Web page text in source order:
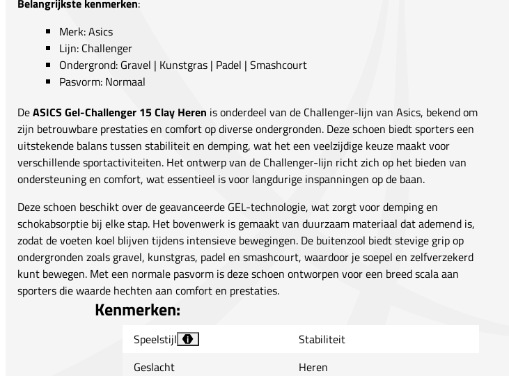
Merk: Asics
Lijn: Challenger
Ondergrond: Gravel | Kunstgras | Padel | Smashcourt
Pasvorm: Normaal
DeASICS Gel-Challenger 15 Clay Heren is onderdeel van de Challenger-lijn van Asics, bekend om
zijn betrouwbare prestaties en comfort op diverse ondergronden. Deze schoen biedt sporters een
uitstekende balans tussen stabiliteit en demping, wat het een veelzijdige keuze maakt voor
verschillende sportactiviteiten. Het ontwerp van de Challenger-lijn richt zich op het bieden van
ondersteuning en comfort, wat essentieel is voor langdurige inspanningen op de baan.
Deze schoen beschikt over de geavanceerde GEL-technologie, wat zorgt voor demping en
schokabsorptie bij elke stap. Het bovenwerk is gemaakt van duurzaam materiaal dat ademend is,
zodat de voeten koel blijven tijdens intensieve bewegingen. De buitenzool biedt stevige grip op
ondergronden zoals gravel, kunstgras, padel en smashcourt, waardoor je soepel en zelfverzekerd
kunt bewegen. Met een normale pasvorm is deze schoen ontworpen voor een breed scala aan
sporters die waarde hechten aan comfort en prestaties.
Kenmerken:
Speelstijl i
Stabiliteit
Geslacht
Heren